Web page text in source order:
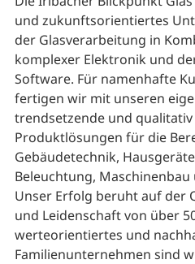
und zukunftsorientiertes
der Glasverarbeitung in
komplexer Elektronik und
Software. Für namenhafte
fertigen wir mit unseren
trendsetzende und
Produktlösungen für die
Gebäudetechnik,
Beleuchtung,
Unser Erfolg beruht auf der
und Leidenschaft von über
werteorientiertes und
Familienunternehmen sind